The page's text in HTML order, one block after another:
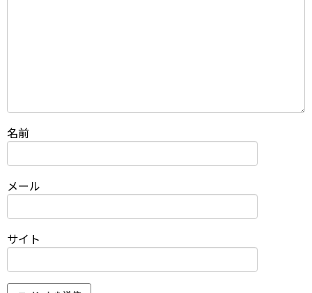
名前
メール
サイト